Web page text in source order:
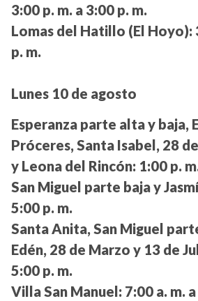
3:00 p. m. a 3:00 p. m.
Lomas del Hatillo (El Hoyo):
p. m.
Lunes 10 de agosto
Esperanza parte alta y baja,
Próceres, Santa Isabel, 28
y Leona del Rincón: 1:00 p.
San Miguel parte baja y
5:00 p. m.
Santa Anita, San Miguel
Edén, 28 de Marzo y 13 de
5:00 p. m.
Villa San Manuel: 7:00 a. m.